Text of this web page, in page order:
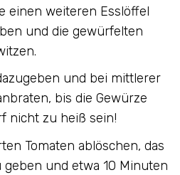
einen weiteren Esslöffel
und die gewürfelten
und bei mittlerer
bis die Gewürze
nicht zu heiß sein!
Tomaten ablöschen, das
und etwa 10 Minuten